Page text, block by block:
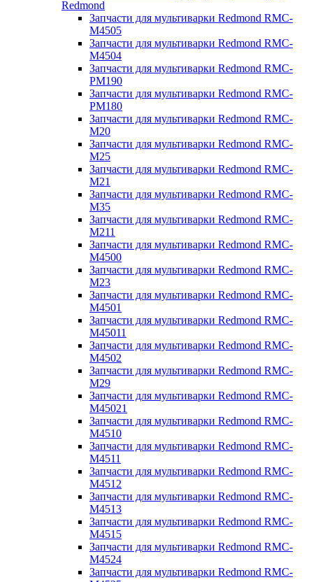
Redmond
Запчасти для мультиварки Redmond RMC-
M4505
Запчасти для мультиварки Redmond RMC-
M4504
Запчасти для мультиварки Redmond RMC-
PM190
Запчасти для мультиварки Redmond RMC-
PM180
Запчасти для мультиварки Redmond RMC-
M20
Запчасти для мультиварки Redmond RMC-
M25
Запчасти для мультиварки Redmond RMC-
M21
Запчасти для мультиварки Redmond RMC-
M35
Запчасти для мультиварки Redmond RMC-
M211
Запчасти для мультиварки Redmond RMC-
M4500
Запчасти для мультиварки Redmond RMC-
M23
Запчасти для мультиварки Redmond RMC-
M4501
Запчасти для мультиварки Redmond RMC-
M45011
Запчасти для мультиварки Redmond RMC-
M4502
Запчасти для мультиварки Redmond RMC-
M29
Запчасти для мультиварки Redmond RMC-
M45021
Запчасти для мультиварки Redmond RMC-
M4510
Запчасти для мультиварки Redmond RMC-
M4511
Запчасти для мультиварки Redmond RMC-
M4512
Запчасти для мультиварки Redmond RMC-
M4513
Запчасти для мультиварки Redmond RMC-
M4515
Запчасти для мультиварки Redmond RMC-
M4524
Запчасти для мультиварки Redmond RMC-